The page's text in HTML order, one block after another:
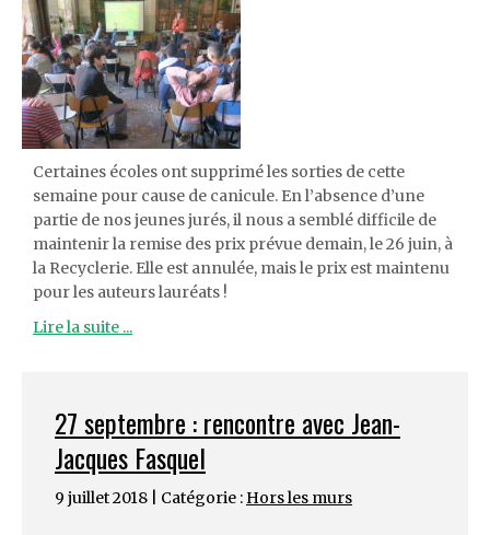
Certaines écoles ont supprimé les sorties de cette
semaine pour cause de canicule. En l’absence d’une
partie de nos jeunes jurés, il nous a semblé difficile de
maintenir la remise des prix prévue demain, le 26 juin, à
la Recyclerie. Elle est annulée, mais le prix est maintenu
pour les auteurs lauréats !
Lire la suite ...
27 septembre : rencontre avec Jean-
Jacques Fasquel
9 juillet 2018 | Catégorie : Hors les murs